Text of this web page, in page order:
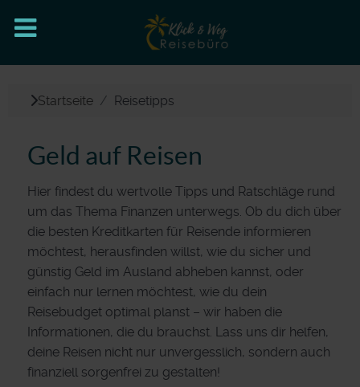
Startseite Reisetipps
Geld auf Reisen
Hier findest du wertvolle Tipps und Ratschläge rund
um das Thema Finanzen unterwegs. Ob du dich über
die besten Kreditkarten für Reisende informieren
möchtest, herausfinden willst, wie du sicher und
günstig Geld im Ausland abheben kannst, oder
einfach nur lernen möchtest, wie du dein
Reisebudget optimal planst – wir haben die
Informationen, die du brauchst. Lass uns dir helfen,
deine Reisen nicht nur unvergesslich, sondern auch
finanziell sorgenfrei zu gestalten!